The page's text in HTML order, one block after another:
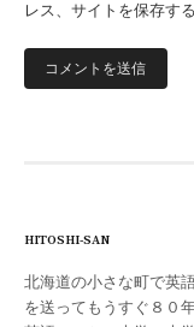
レス、サイトを保存する
HITOSHI-SAN
北海道の小さな町で英
を送ってもうすぐ８０年